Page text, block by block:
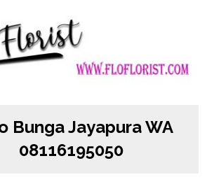
Bunga Jayapura WA
08116195050